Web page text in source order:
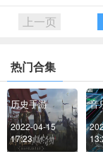
上一页
热门合集
历史手游
2022-04-15
17:23
音